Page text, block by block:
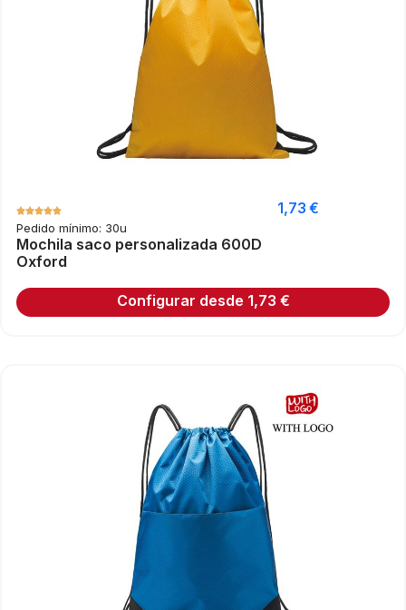
Pedido mínimo: 30u
Mochila saco personalizada 600D
Oxford
1,73€
Configurar desde 1,73 €